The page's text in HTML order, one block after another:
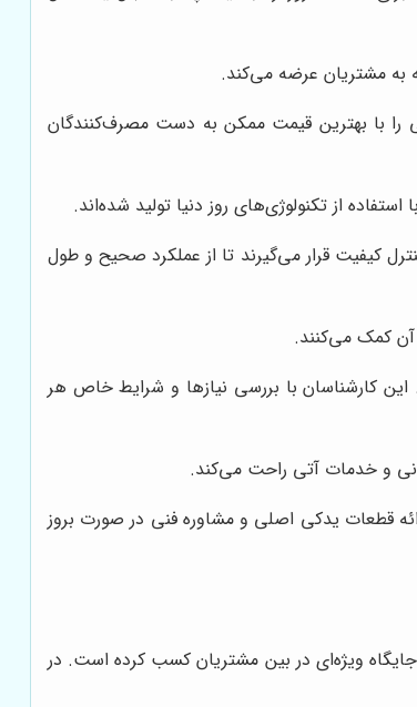
به مشتریان عرضه می‌کند.
را با بهترین قیمت ممکن به دست مصرف‌کنندگان
از تکنولوژی‌های روز دنیا تولید شده‌اند.
کیفیت قرار می‌گیرند تا از عملکرد صحیح و طول
آن کمک می‌کنند.
کارشناسان با بررسی نیازها و شرایط خاص هر
و خدمات آتی راحت می‌کند.
قطعات یدکی اصلی و مشاوره فنی در صورت بروز
جایگاه ویژه‌ای در بین مشتریان کسب کرده است. در